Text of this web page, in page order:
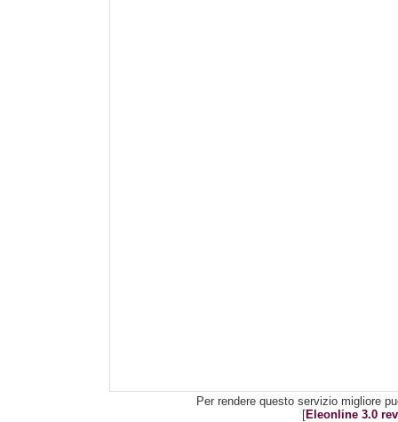
Per rendere questo servizio migliore
[Eleonline 3.0